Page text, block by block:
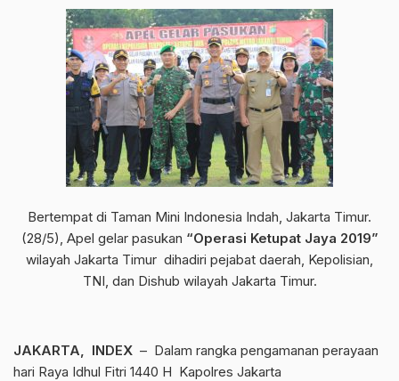
Bertempat di Taman Mini Indonesia Indah, Jakarta Timur.
(28/5), Apel gelar pasukan “Operasi Ketupat Jaya 2019”
wilayah Jakarta Timur dihadiri pejabat daerah, Kepolisian,
TNI, dan Dishub wilayah Jakarta Timur.
JAKARTA, INDEX – Dalam rangka pengamanan perayaan
hari Raya Idhul Fitri 1440 H Kapolres Jakarta